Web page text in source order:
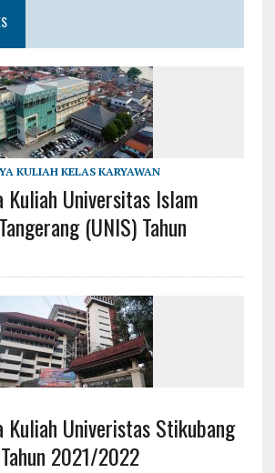
KULIAH KELAS KARYAWAN
Kuliah Universitas Islam
(UNIS) Tahun
Kuliah Univeristas Stikubang
2021/2022